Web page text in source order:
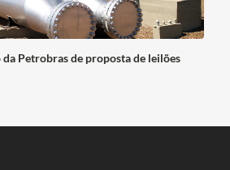
Petrobras de proposta de leilões